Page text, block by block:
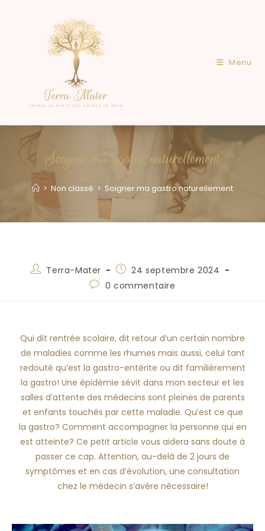
Menu
Soigner ma gastro naturellement
> Non classé > Soigner ma gastro naturellement
Terra-Mater
24 septembre 2024
0 commentaire
Qui dit rentrée scolaire, dit retour d’un certain nombre
de maladies comme les rhumes mais aussi, celui tant
redouté qu’est la gastro-entérite ou dit familièrement
la gastro! Une épidémie sévit dans mon secteur et les
salles d’attente des médecins sont pleines de parents
et enfants touchés par cette maladie. Qu’est ce que
la gastro? Comment accompagner la personne qui en
est atteinte? Ce petit article vous aidera sans doute à
passer ce cap. Attention, au-delà de 2 jours de
symptômes et en cas d’évolution, une consultation
chez le médecin s’avère nécessaire!